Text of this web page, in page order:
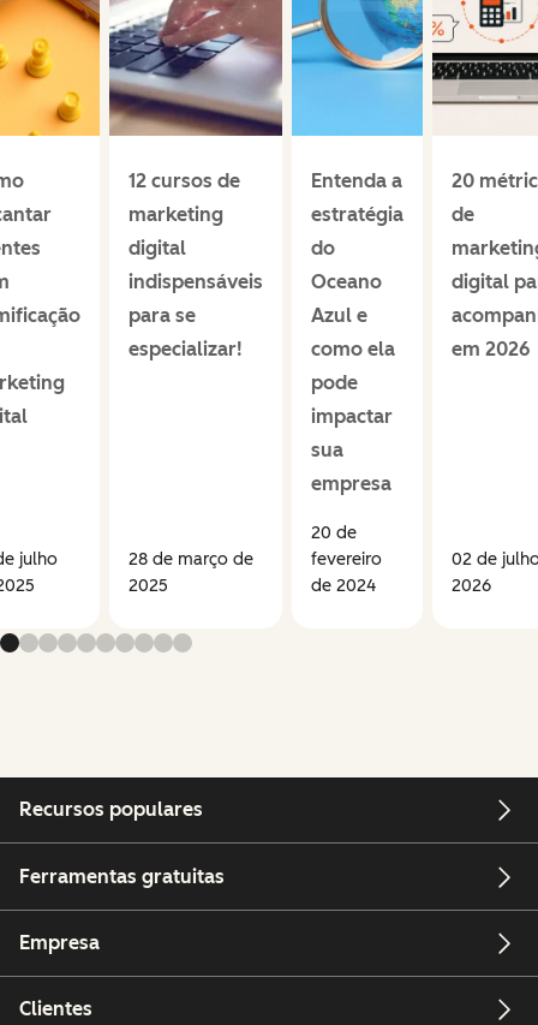
julho
12 cursos de
marketing
digital
indispensáveis
para se
especializar!
28 de março de
2025
Entenda a
estratégia
do
Oceano
Azul e
como ela
pode
impactar
sua
empresa
20 de
fevereiro
de 2024
20
de
digital
em 2026
02 de
2026
Recursos populares
Ferramentas gratuitas
Empresa
Clientes